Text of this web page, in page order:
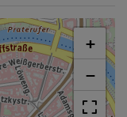
+
−